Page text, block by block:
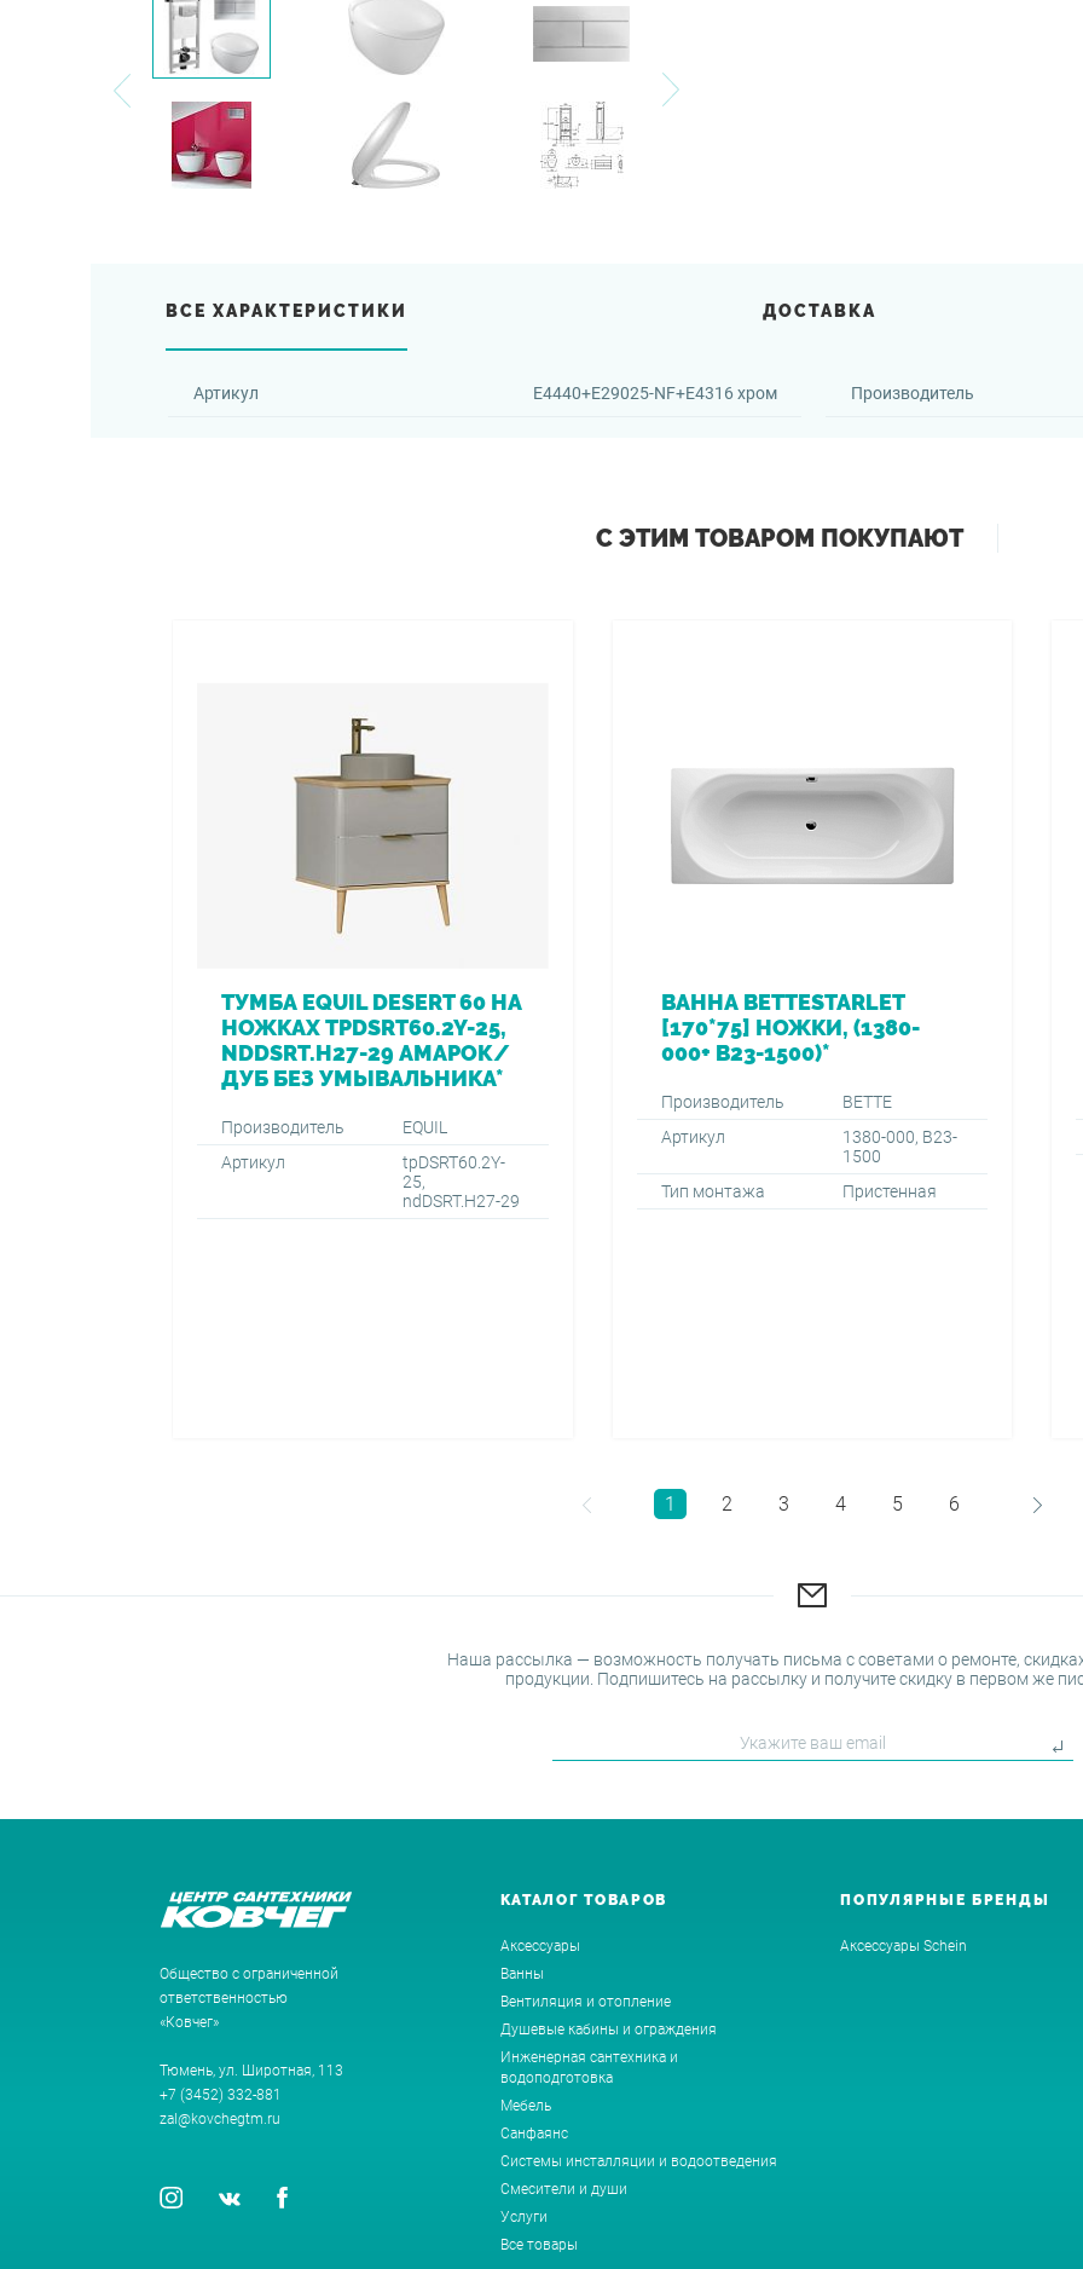
ВСЕ ХАРАКТЕРИСТИКИ ДОСТАВКА
Артикул E4440+E29025-NF+E4316 хром Производитель
С ЭТИМ ТОВАРОМ ПОКУПАЮТ
ТУМБА EQUIL DESERT 60 НА
НОЖКАХ TPDSRT60.2Y-25,
NDDSRT.H27-29 АМАРОК/
ДУБ БЕЗ УМЫВАЛЬНИКА*
Производитель
EQUIL
Артикул
tpDSRT60.2Y-
25,
ndDSRT.H27-29
ВАННА BETTESTARLET
[170*75] НОЖКИ, (1380-
000+ B23-1500)*
Производитель
BETTE
Артикул
1380-000, B23-
1500
Тип монтажа
Пристенная
1 2 3 4 5 6
Наша рассылка — возможность получать письма с советами о ремонте,
продукции. Подпишитесь на рассылку и получите скидку в первом же
Общество с ограниченной
ответственностью
«Ковчег»
Тюмень, ул. Широтная, 113
+7 (3452) 332-881
zal@kovchegtm.ru
КАТАЛОГ ТОВАРОВ
Аксессуары
Ванны
Вентиляция и отопление
Душевые кабины и ограждения
Инженерная сантехника и
водоподготовка
Мебель
Санфаянс
Системы инсталляции и водоотведения
Смесители и души
Услуги
Все товары
ПОПУЛЯРНЫЕ БРЕНДЫ
Аксессуары Schein